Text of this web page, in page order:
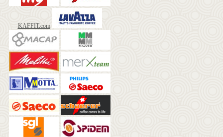
KAFFIT.com